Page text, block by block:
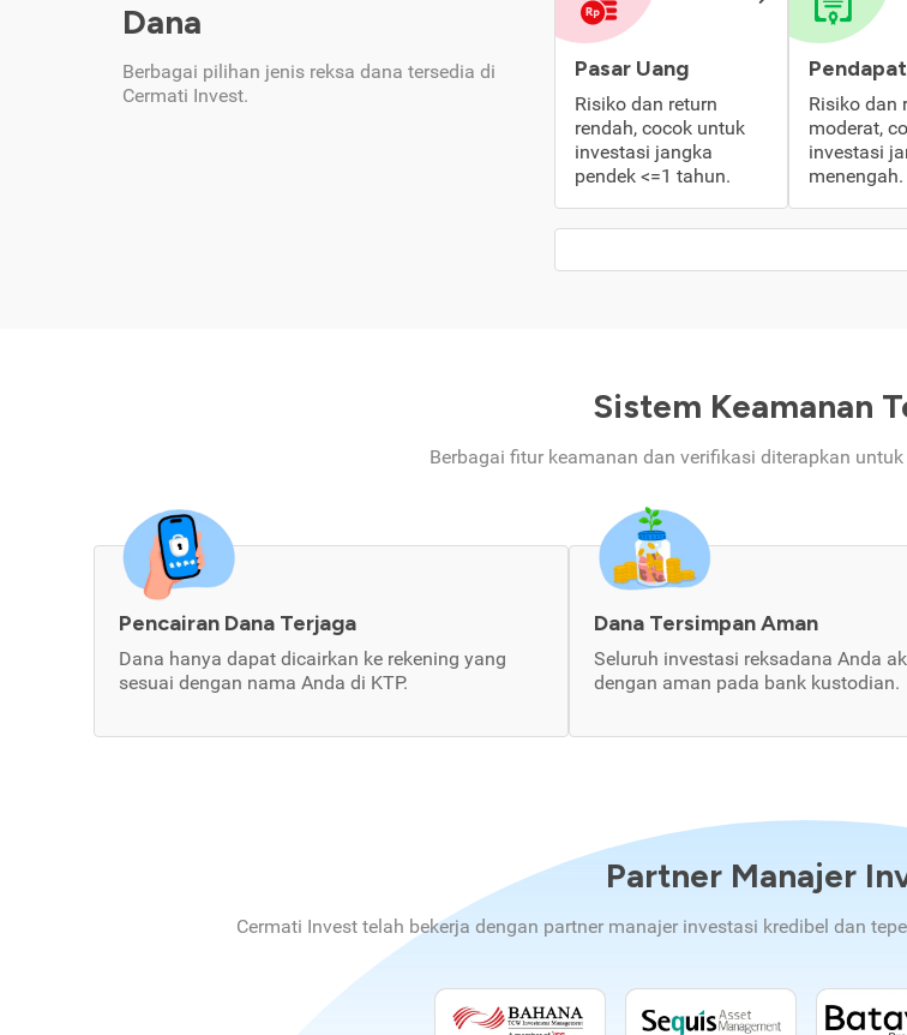
Dana
Berbagai pilihan jenis reksa dana tersedia di
Cermati Invest.
Pasar Uang
Risiko dan return
rendah, cocok untuk
investasi jangka
pendek <=1 tahun.
Risiko dan
moderat,
investasi
menengah.
Sistem Keamanan
Berbagai fitur keamanan dan verifikasi diterapkan
Pencairan Dana Terjaga
Dana hanya dapat dicairkan ke rekening yang
sesuai dengan nama Anda di KTP.
Dana Tersimpan Aman
Seluruh investasi reksadana Anda
dengan aman pada bank kustodian.
Partner Manajer
Cermati Invest telah bekerja dengan partner manajer investasi kredibel dan